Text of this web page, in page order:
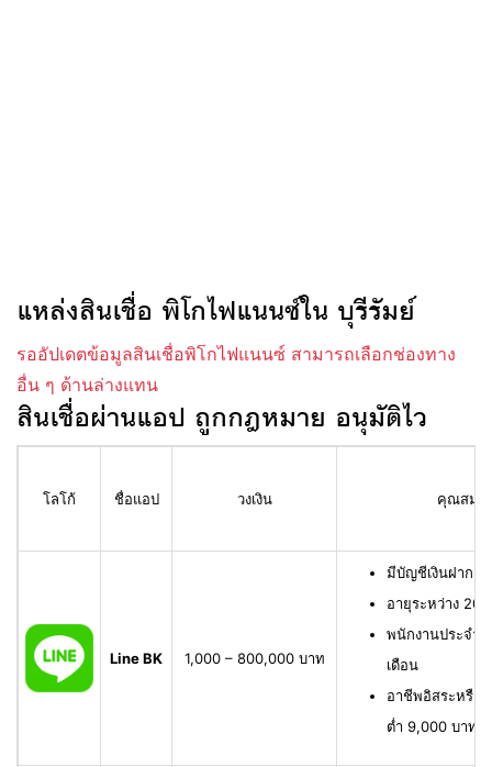
แหล่งสินเชื่อ พิโกไฟแนนซ์ใน บุรีรัมย์
รออัปเดตข้อมูลสินเชื่อพิโกไฟแนนซ์ สามารถเลือกช่องทาง
อื่น ๆ ด้านล่างแทน
สินเชื่อผ่านแอป ถูกกฎหมาย อนุมัติไว
โลโก้ ชื่อแอป วงเงิน คุณสมบั
Line BK 1,000 – 800,000 บาท
มีบัญชีเงินฝาก
อายุระหว่าง 20
พนักงานประจำ
เดือน
อาชีพอิสระหรือ
ต่ำ 9,000 บาทต่